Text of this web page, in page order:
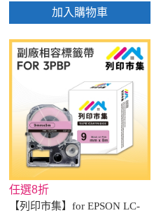
加入購物車
任選8折
【列印市集】for EPSON LC-